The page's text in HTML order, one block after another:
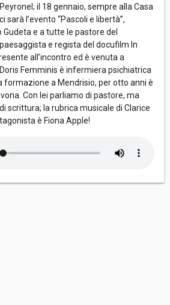
il 18 gennaio, sempre alla Casa
sarà l’evento “Pascoli e libertà”,
e a tutte le pastore del
e regista del docufilm In
all’incontro ed è venuta a
Femminis è infermiera psichiatrica
formazione a Mendrisio, per otto anni è
Con lei parliamo di pastore, ma
scrittura; la rubrica musicale di Clarice
è Fiona Apple!